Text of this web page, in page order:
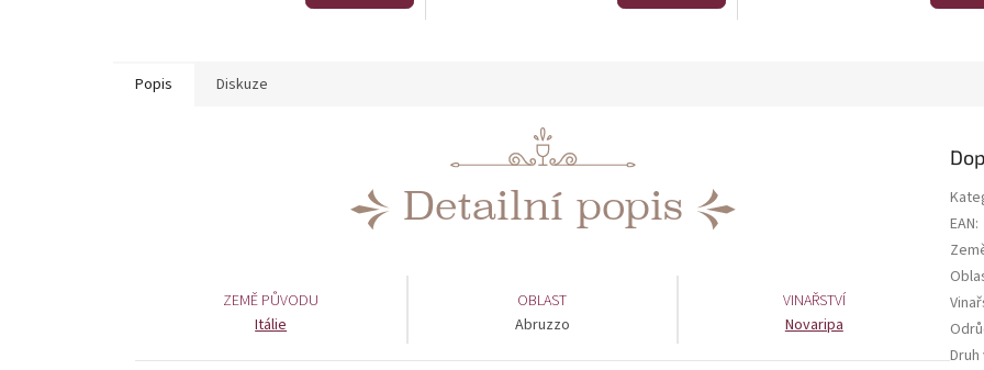
Popis Diskuze
Detailní popis
ZEMĚ PŮVODU
Itálie
OBLAST
Abruzzo
VINAŘSTVÍ
Novaripa
EAN:
Druh